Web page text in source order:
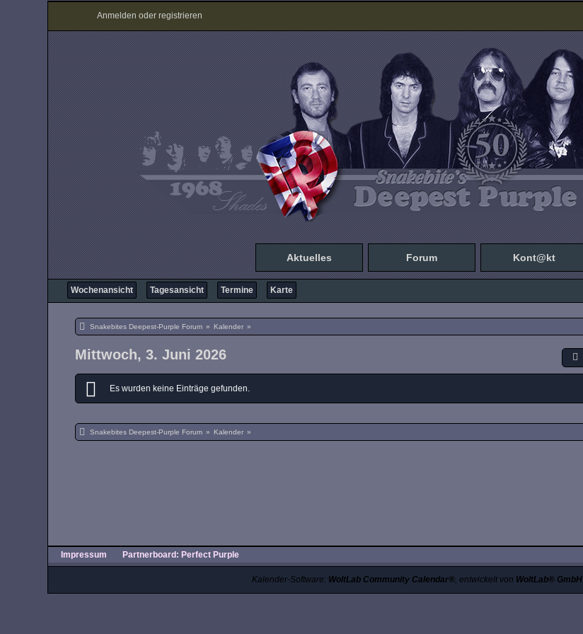
Anmelden oder registrieren
Aktuelles Forum Kont@kt
Wochenansicht Tagesansicht Termine Karte
Snakebites Deepest-Purple Forum » Kalender »
Mittwoch, 3. Juni 2026
Es wurden keine Einträge gefunden.
Snakebites Deepest-Purple Forum » Kalender »
Impressum Partnerboard: Perfect Purple
Kalender-Software: WoltLab Community Calendar®, entwickelt von WoltLab® GmbH